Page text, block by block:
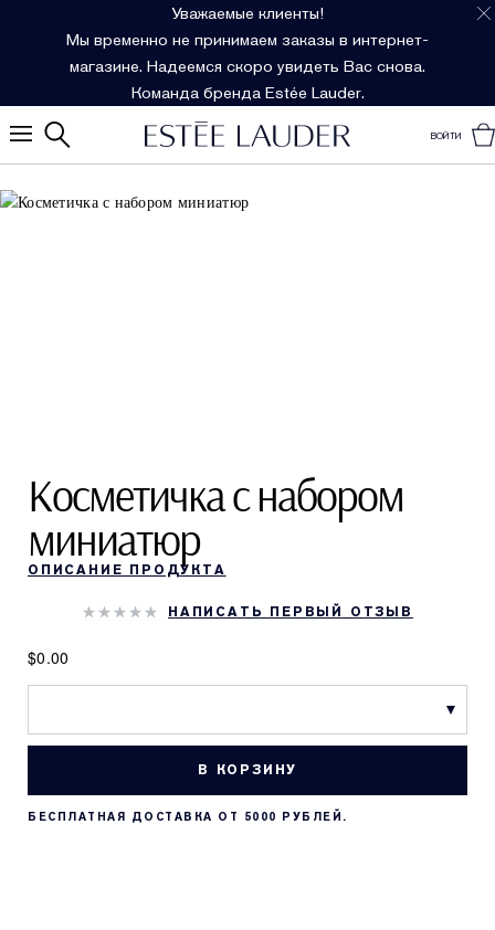
Уважаемые клиенты!
Мы временно не принимаем заказы в интернет-
магазине. Надеемся скоро увидеть Вас снова.
Команда бренда Estée Lauder.
ВОЙТИ
Косметичка с набором
миниатюр
ОПИСАНИЕ ПРОДУКТА
НАПИСАТЬ ПЕРВЫЙ ОТЗЫВ
$0.00
В КОРЗИНУ
БЕСПЛАТНАЯ ДОСТАВКА ОТ 5000 РУБЛЕЙ.